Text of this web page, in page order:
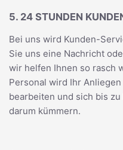
5. 24 STUNDEN
Bei uns wird Kunden-
Sie uns eine Nachricht
wir helfen Ihnen so rasch
Personal wird Ihr
bearbeiten und sich bis
darum kümmern.